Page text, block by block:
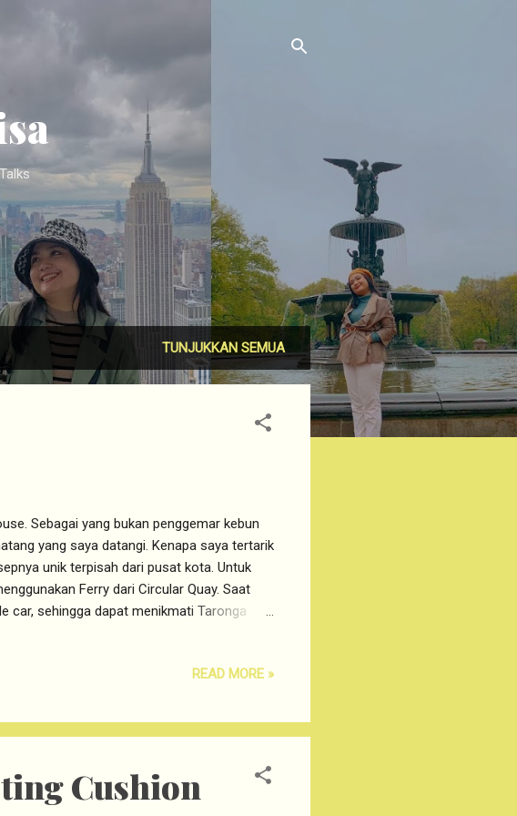
TUNJUKKAN SEMUA
Sebagai yang bukan penggemar kebun
yang saya datangi. Kenapa saya tertarik
unik terpisah dari pusat kota. Untuk
Ferry dari Circular Quay. Saat
car, sehingga dapat menikmati Taronga
yaitu sepasang suami istri dengan 2
menarik minat saya saat menjelajah
READ MORE »
Cushion